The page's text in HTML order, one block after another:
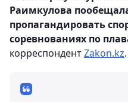
Раимкулова
пропагандировать
соревнованиях по
корреспондентZakon.kz.